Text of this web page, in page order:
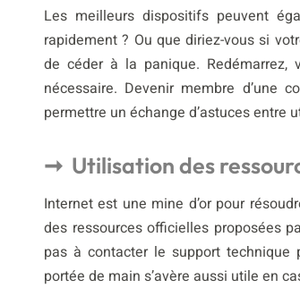
Les meilleurs dispositifs peuvent
rapidement ? Ou que diriez-vous si
de céder à la panique. Redémarrez,
nécessaire. Devenir membre d’une
permettre un échange d’astuces entre
Utilisation des
Internet est une mine d’or pour
des ressources officielles proposées
pas à contacter le support
portée de main s’avère aussi utile en